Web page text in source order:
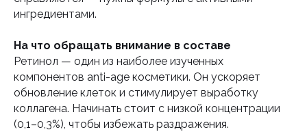
ингредиентами.
На что обращать внимание в составе
Ретинол — один из наиболее изученных
компонентов anti-age косметики. Он ускоряет
обновление клеток и стимулирует выработку
коллагена. Начинать стоит с низкой концентрации
(0,1–0,3%), чтобы избежать раздражения.